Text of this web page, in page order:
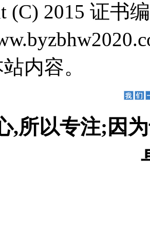
(C) 2015 证书
站内容。
,所以专注;因